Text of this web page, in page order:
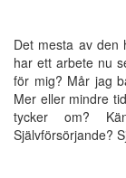
Det mesta av den
har ett arbete nu
för mig? Mår jag
Mer eller mindre
tycker om?
Självförsörjande?